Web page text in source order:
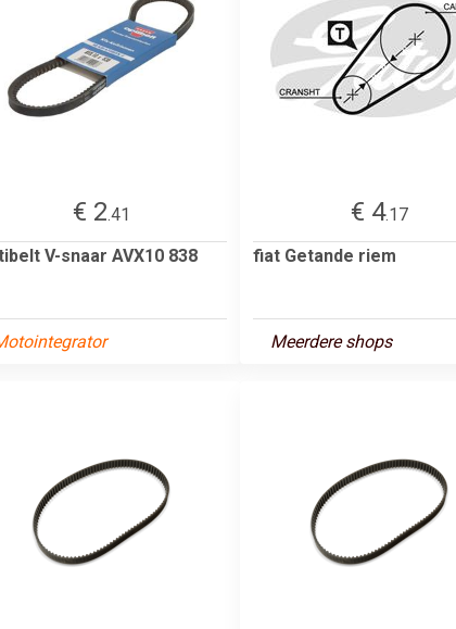
€ 2.41
V-snaar AVX10 838
€ 4.17
fiat Getande riem
Meerdere shops